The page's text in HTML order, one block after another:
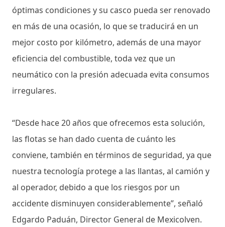
óptimas condiciones y su casco pueda ser renovado
en más de una ocasión, lo que se traducirá en un
mejor costo por kilómetro, además de una mayor
eficiencia del combustible, toda vez que un
neumático con la presión adecuada evita consumos
irregulares.
“Desde hace 20 años que ofrecemos esta solución,
las flotas se han dado cuenta de cuánto les
conviene, también en términos de seguridad, ya que
nuestra tecnología protege a las llantas, al camión y
al operador, debido a que los riesgos por un
accidente disminuyen considerablemente”, señaló
Edgardo Paduán, Director General de Mexicolven.